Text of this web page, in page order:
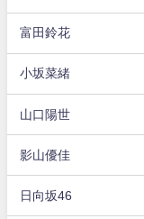
富田鈴花
小坂菜緒
山口陽世
影山優佳
日向坂46